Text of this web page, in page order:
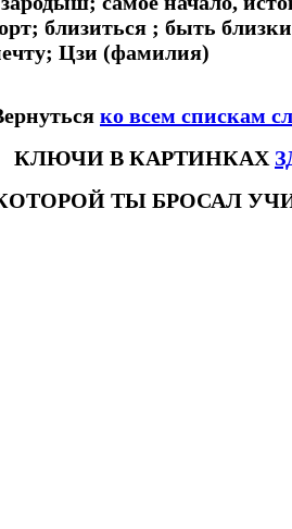
близиться ; быть
Цзи (фамилия)
ко всем спискам
КЛЮЧИ В КАРТИНКАХ
ТЫ БРОСАЛ